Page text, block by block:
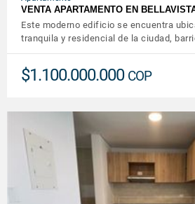
VENTA APARTAMENTO EN
Este moderno edificio se encuentra
tranquila y residencial de la ciudad,
$1.100.000.000 COP